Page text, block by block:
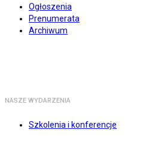
Ogłoszenia
Prenumerata
Archiwum
NASZE WYDARZENIA
Szkolenia i konferencje